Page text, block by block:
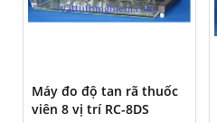
Máy đo độ tan rã thuốc
viên 8 vị trí RC-8DS